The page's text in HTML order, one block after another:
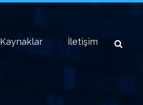
Kaynaklar İletişim